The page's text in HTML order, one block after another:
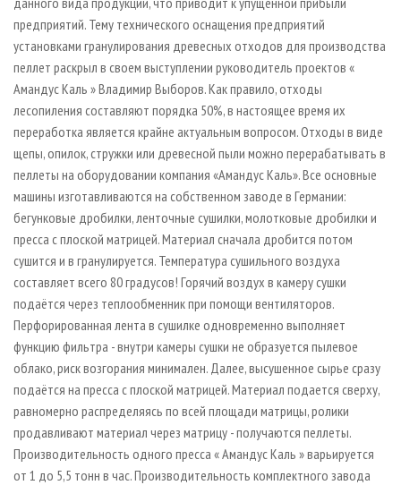
предприятий. Тему технического оснащения предприятий
установками гранулирования древесных отходов для производства
пеллет раскрыл в своем выступлении руководитель проектов «
Амандус Каль » Владимир Выборов. Как правило, отходы
лесопиления составляют порядка 50%, в настоящее время их
переработка является крайне актуальным вопросом. Отходы в виде
щепы, опилок, стружки или древесной пыли можно перерабатывать в
пеллеты на оборудовании компания «Амандус Каль». Все основные
машины изготавливаются на собственном заводе в Германии:
бегунковые дробилки, ленточные сушилки, молотковые дробилки и
пресса с плоской матрицей. Материал сначала дробится потом
сушится и в гранулируется. Температура сушильного воздуха
составляет всего 80 градусов! Горячий воздух в камеру сушки
подаётся через теплообменник при помощи вентиляторов.
Перфорированная лента в сушилке одновременно выполняет
функцию фильтра - внутри камеры сушки не образуется пылевое
облако, риск возгорания минимален. Далее, высушенное сырье сразу
подаётся на пресса с плоской матрицей. Материал подается сверху,
равномерно распределяясь по всей площади матрицы, ролики
продавливают материал через матрицу - получаются пеллеты.
Производительность одного пресса « Амандус Каль » варьируется
от 1 до 5,5 тонн в час. Производительность комплектного завода